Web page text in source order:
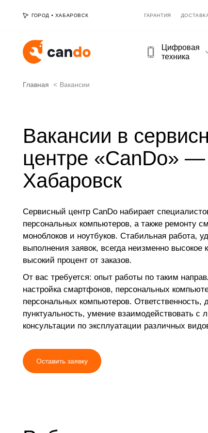
ГОРОД • ХАБАРОВСК ГАРАНТИЯ
Цифровая
техника
Главная Вакансии
Вакансии в
центре «CanDo» —
Хабаровск
Сервисный центр CanDo набирает
персональных компьютеров, а также ремонту
моноблоков и ноутбуков. Стабильная работа,
выполнения заявок, всегда неизменно высокое
высокий процент от заказов.
От вас требуется: опыт работы по таким
настройка смартфонов, персональных
персональных компьютеров. Ответственность,
пунктуальность, умение взаимодействовать с
консультации по эксплуатации различных
Оставить заявку